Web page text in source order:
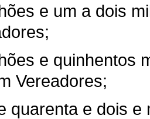
e um a dois
e quinhentos
Vereadores;
quarenta e dois